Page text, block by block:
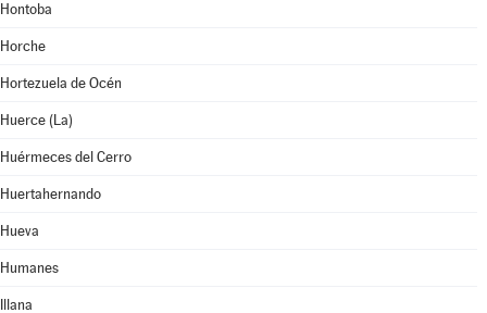
Hontoba
Horche
Hortezuela de Océn
Huerce (La)
Huérmeces del Cerro
Huertahernando
Hueva
Humanes
Illana